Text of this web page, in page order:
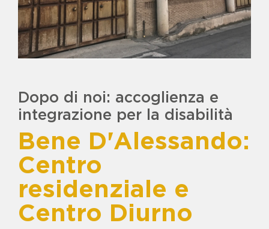
BENE CICCIARIELLO - ASILO
NIDO, PUNTO LUCE E SPAZIO
MAMMA
BENE COMPAGNONE
BENE D'ALESSANDRO -
RESIDENZIALE PER MINORI IN
AREA PENALE
BENE ELIO DIANA - TERRENO
AGRICOLO
BENE ERNESTO BARDELLINO -
CASERMA DEI CARABINIERI
BENE FRANCESCO SCHIAVONE
- ISOLA ECOLOGICA
BENE FRANCESCO SCHIAVONE
CICCIARIELLO IN LOCALITA'
VIGNALE
VISITA LA GALLERY
Dopo di noi: accoglienza e
integrazione per la disabilità
Bene D'Alessando:
Centro
residenziale e
Centro Diurno